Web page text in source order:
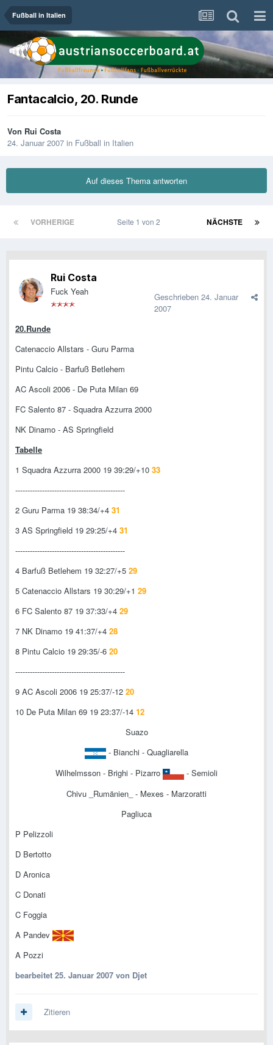
Fußball in Italien
Fantacalcio, 20. Runde
Von Rui Costa
24. Januar 2007 in Fußball in Italien
Auf dieses Thema antworten
VORHERIGE NÄCHSTE
Seite 1 von 2
Rui Costa
Fuck Yeah Geschrieben 24. Januar
2007
20.Runde
Catenaccio Allstars - Guru Parma
Pintu Calcio - Barfuß Betlehem
AC Ascoli 2006 - De Puta Milan 69
FC Salento 87 - Squadra Azzurra 2000
NK Dinamo - AS Springfield
Tabelle
1 Squadra Azzurra 2000 19 39:29/+10 33
---------------------------------------------
2 Guru Parma 19 38:34/+4 31
3 AS Springfield 19 29:25/+4 31
---------------------------------------------
4 Barfuß Betlehem 19 32:27/+5 29
5 Catenaccio Allstars 19 30:29/+1 29
6 FC Salento 87 19 37:33/+4 29
7 NK Dinamo 19 41:37/+4 28
8 Pintu Calcio 19 29:35/-6 20
---------------------------------------------
9 AC Ascoli 2006 19 25:37/-12 20
10 De Puta Milan 69 19 23:37/-14 12
Suazo
- Bianchi - Quagliarella
Wilhelmsson - Brighi - Pizarro
- Semioli
Chivu _Rumänien_ - Mexes - Marzoratti
Pagliuca
P Pelizzoli
D Bertotto
D Aronica
C Donati
C Foggia
A Pandev
A Pozzi
bearbeitet 25. Januar 2007 von Djet
Zitieren